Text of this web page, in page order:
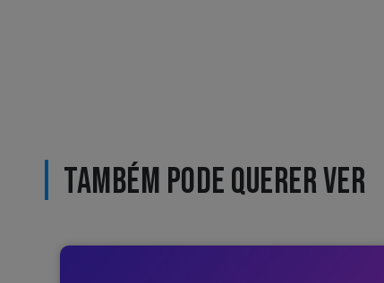
TAMBÉM PODE QUERER VER